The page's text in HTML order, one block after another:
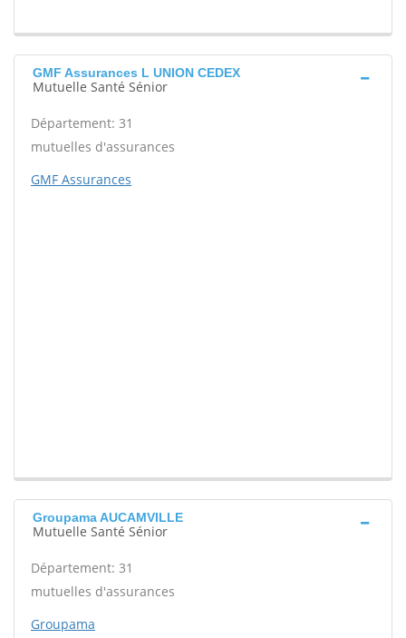
GMF Assurances L UNION CEDEX
Mutuelle Santé Sénior
Département: 31
mutuelles d'assurances
GMF Assurances
Groupama AUCAMVILLE
Mutuelle Santé Sénior
Département: 31
mutuelles d'assurances
Groupama